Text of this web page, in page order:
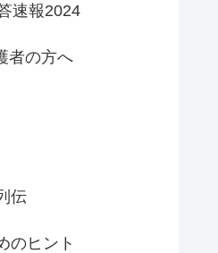
速報2024
者の方へ
伝
のヒント